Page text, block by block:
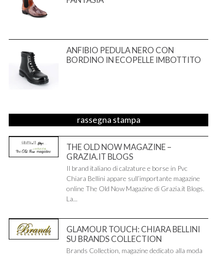
ANFIBIO PEDULA NERO CON
BORDINO IN ECOPELLE IMBOTTITO
rassegna stampa
THE OLD NOW MAGAZINE –
GRAZIA.IT BLOGS
Il brand italiano di calzature e borse in Pvc
Chiara Bellini appare sull’importante magazine
online The Old Now Magazine di Grazia.it Blogs.
La...
GLAMOUR TOUCH: CHIARA BELLINI
SU BRANDS COLLECTION
Brands Collection, magazine dedicato alla moda